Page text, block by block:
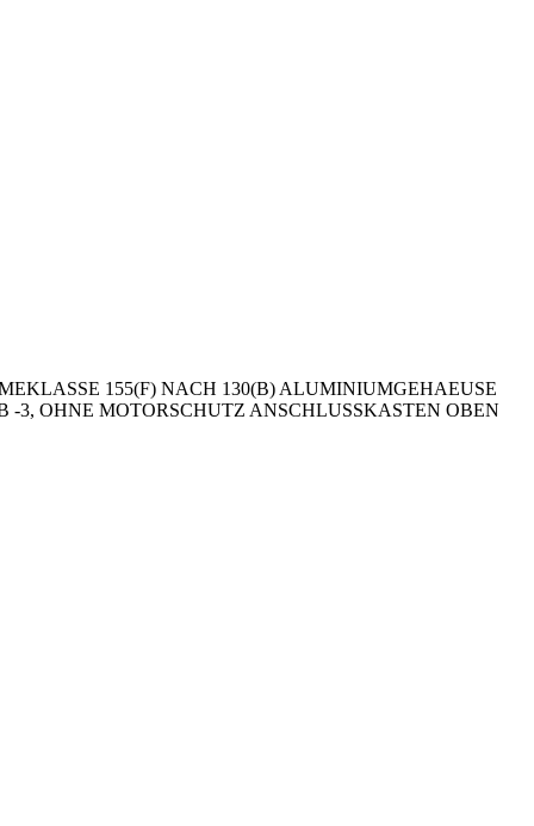
155(F) NACH 130(B) ALUMINIUMGEHAEUSE
-3, OHNE MOTORSCHUTZ ANSCHLUSSKASTEN OBEN